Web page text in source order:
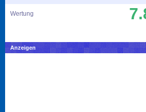
Wertung
Anzeigen